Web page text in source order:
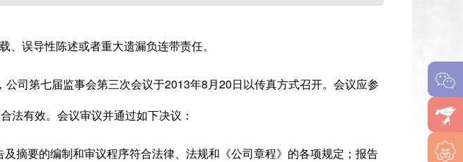
误导性陈述或者重大遗漏负连带责任。
司第七届监事会第三次会议于2013年8月20日以传真方式召开。会议应参
法有效。会议审议并通过如下决议：
要的编制和审议程序符合法律、法规和《公司章程》的各项规定；报告